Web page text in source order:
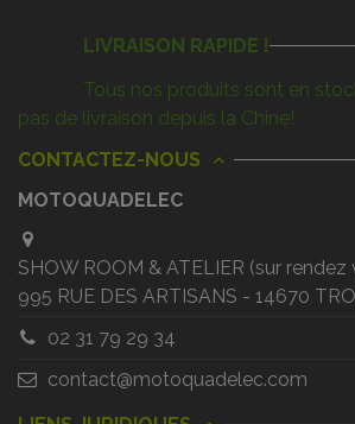
LIVRAISON RAPIDE !
Tous nos produits sont en
pas de livraison depuis la Chine!
CONTACTEZ-NOUS
MOTOQUADELEC
SHOW ROOM & ATELIER (sur
995 RUE DES ARTISANS - 14670
02 31 79 29 34
contact@motoquadelec.com